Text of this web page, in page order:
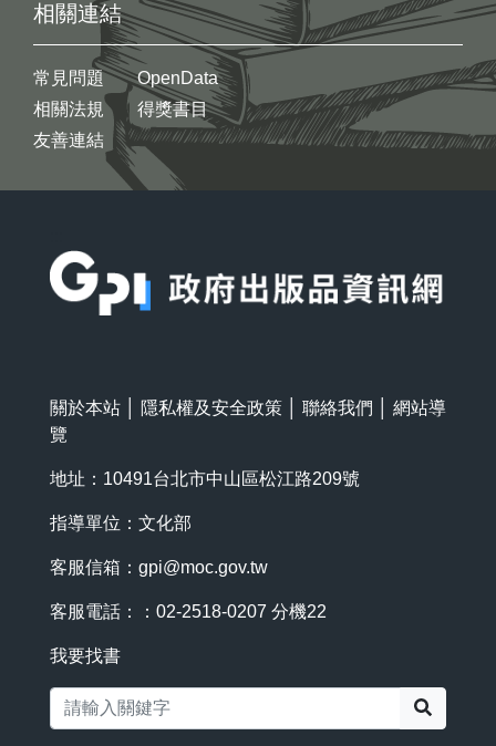
相關連結
常見問題
相關法規
友善連結
OpenData
得獎書目
關於本站 隱私權及安全政策 聯絡我們
網站導
覽
地址：10491台北市中山區松江路209號
指導單位：文化部
客服信箱： gpi@moc.gov.tw
客服電話：：02-2518-0207 分機22
我要找書